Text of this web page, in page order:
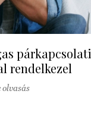
párkapcsolati
rendelkezel
olvasás